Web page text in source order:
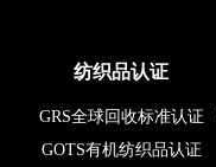
纺织品认证
GRS全球回收标准认证
GOTS有机纺织品认证